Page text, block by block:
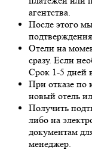
агентства.
После этого
подтверждения.
Отели на
сразу. Если
Срок 1-5 дней
При отказе по
новый отель
Получить
либо на
документам
менеджер.